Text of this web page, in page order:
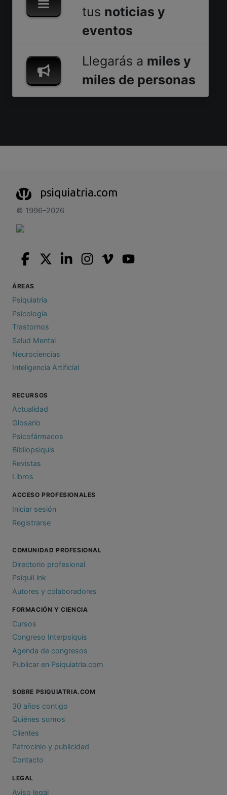
tus noticias y
eventos
Llegarás a miles y
miles de personas
psiquiatria.com
© 1996–2026
ÁREAS
Psiquiatría
Psicología
Trastornos
Salud Mental
Neurociencias
Inteligencia Artificial
RECURSOS
Actualidad
Glosario
Psicofármacos
Bibliopsiquis
Revistas
Libros
ACCESO PROFESIONALES
Iniciar sesión
Registrarse
COMUNIDAD PROFESIONAL
Directorio profesional
PsiquiLink
Autores y colaboradores
FORMACIÓN Y CIENCIA
Cursos
Congreso Interpsiquis
Agenda de congresos
Publicar en Psiquiatria.com
SOBRE PSIQUIATRIA.COM
30 años contigo
Quiénes somos
Clientes
Patrocinio y publicidad
Contacto
LEGAL
Aviso legal